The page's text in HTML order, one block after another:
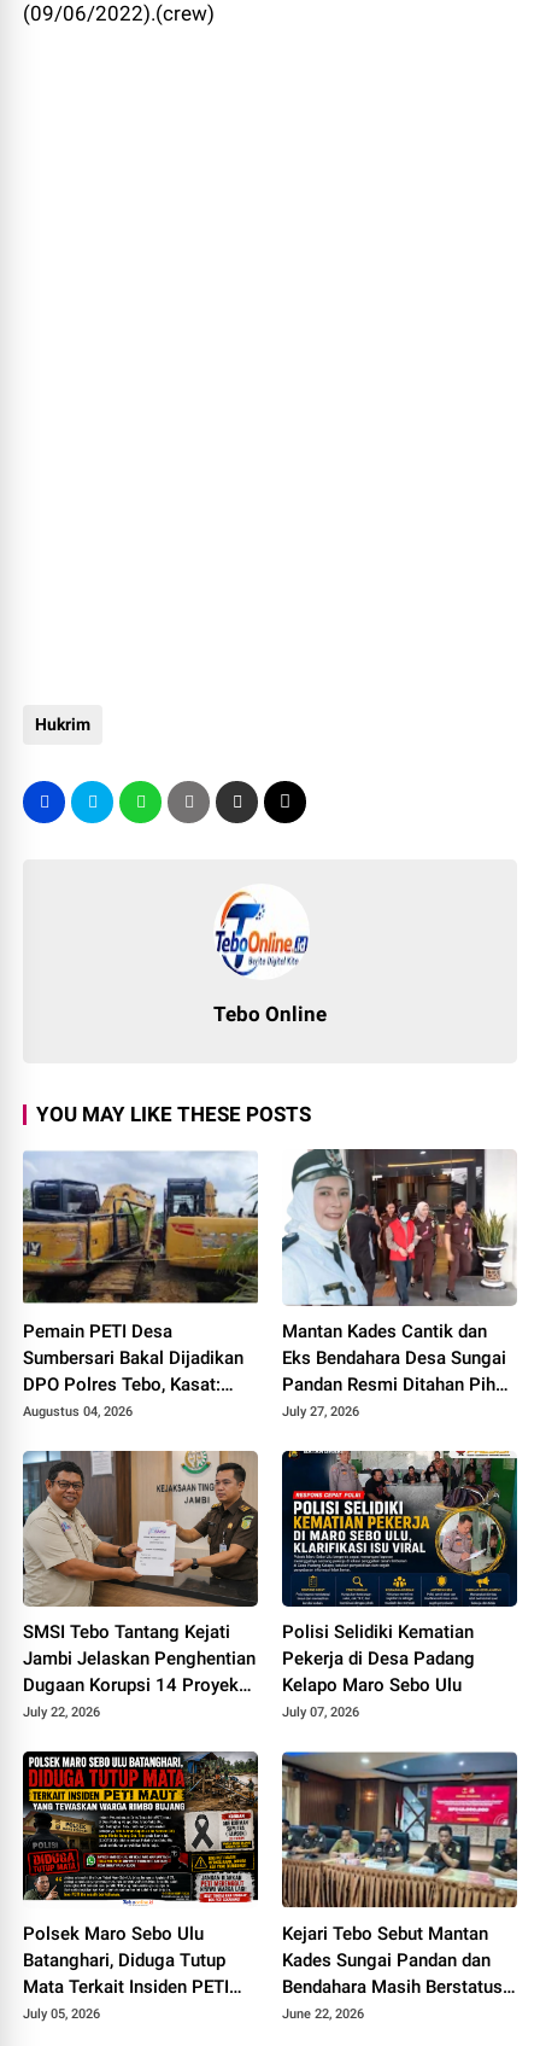
(09/06/2022).(crew)
Hukrim
Tebo Online
YOU MAY LIKE THESE POSTS
Pemain PETI Desa
Sumbersari Bakal Dijadikan
DPO Polres Tebo, Kasat:
Karena Tak Pernah Penuhi
Augustus 04, 2026
Mantan Kades Cantik dan
Eks Bendahara Desa Sungai
Pandan Resmi Ditahan Pihak
Kejari Tebo Terkait Dugaan
July 27, 2026
SMSI Tebo Tantang Kejati
Jambi Jelaskan Penghentian
Dugaan Korupsi 14 Proyek
DPUPR Tebo
July 22, 2026
Polisi Selidiki Kematian
Pekerja di Desa Padang
Kelapo Maro Sebo Ulu
July 07, 2026
Polsek Maro Sebo Ulu
Batanghari, Diduga Tutup
Mata Terkait Insiden PETI
Maut Yang Tewaskan Warga
July 05, 2026
Kejari Tebo Sebut Mantan
Kades Sungai Pandan dan
Bendahara Masih Berstatus
Saksi, Padahal Sudah Sita Rp
June 22, 2026